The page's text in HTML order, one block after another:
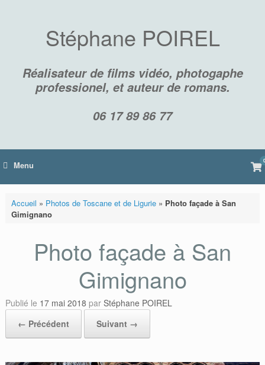
Stéphane POIREL
Réalisateur de films vidéo, photogaphe
professionel, et auteur de romans.
06 17 89 86 77
Menu 0
Accueil » Photos de Toscane et de Ligurie» Photo façade à San
Gimignano
Photo façade à San
Gimignano
Publié le 17 mai 2018 par Stéphane POIREL
← Précédent
Suivant →